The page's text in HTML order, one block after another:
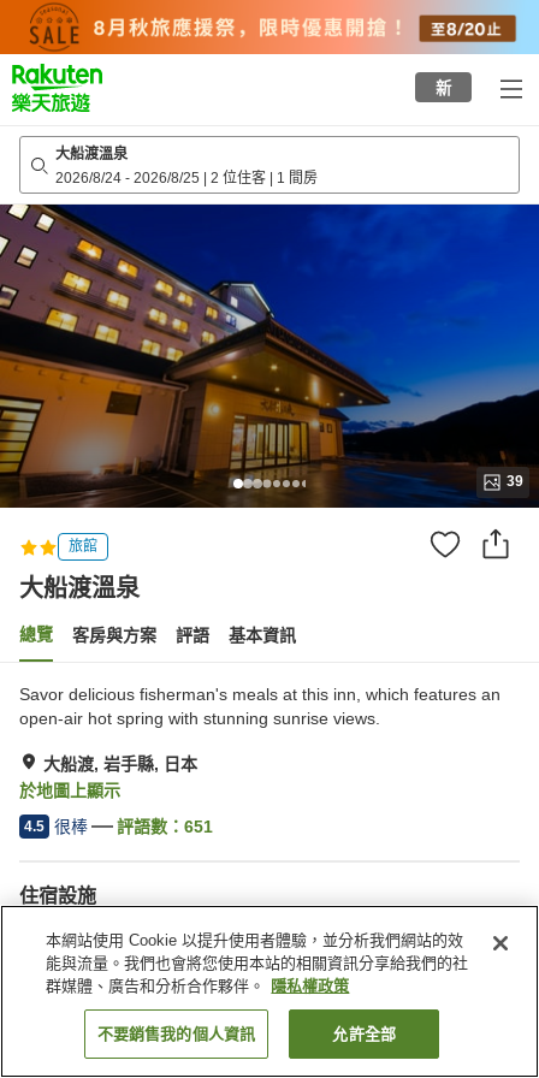
top
page
新
大船渡溫泉
2026/8/24 - 2026/8/25 | 2 位住客 | 1 間房
39
旅館
大船渡溫泉
總覽 客房與方案 評語 基本資訊
Savor delicious fisherman's meals at this inn, which features an
open-air hot spring with stunning sunrise views.
大船渡, 岩手縣, 日本
於地圖上顯示
4.5 很棒 評語數： 651
住宿設施
停車場
Spa／美容沙龍
自動販賣機
商店
找客房
本網站使用 Cookie 以提升使用者體驗，並分析我們網站的效
能與流量。我們也會將您使用本站的相關資訊分享給我們的社
群媒體、廣告和分析合作夥伴。
隱私權政策
不要銷售我的個人資訊 允許全部